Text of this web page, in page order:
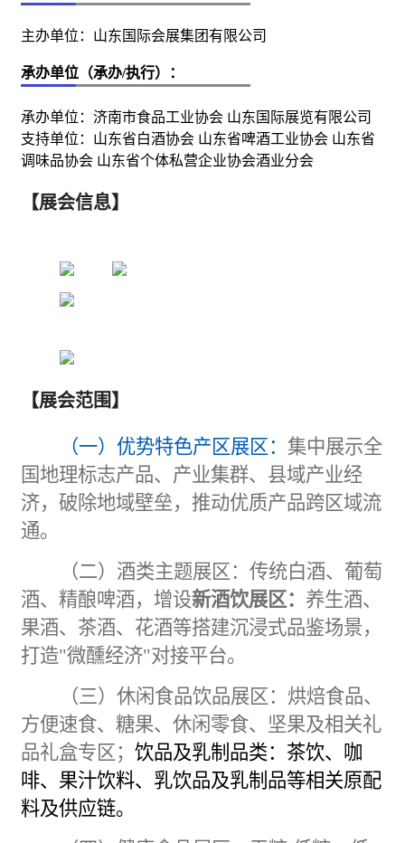
主办单位：山东国际会展集团有限公司
承办单位（承办/执行）：
承办单位：济南市食品工业协会 山东国际展览有限公司
支持单位：山东省白酒协会 山东省啤酒工业协会 山东省
调味品协会 山东省个体私营企业协会酒业分会
【展会信息】
【展会范围】
（一）优势特色产区展区： 集中展示全
国地理标志产品、产业集群、县域产业经
济，破除地域壁垒，推动优质产品跨区域流
通。
（二）酒类主题展区： 传统白酒、葡萄
酒、精酿啤酒，增设新酒饮展区： 养生酒、
果酒、茶酒、花酒等搭建沉浸式品鉴场景，
打造"微醺经济"对接平台。
（三） 休闲 食品饮品展区： 烘焙食品、
方便速食、糖果、休闲零食、坚果及相关礼
品礼盒专区； 饮品及乳制品类：茶饮、咖
啡、果汁饮料、乳饮品及乳制品等相关原配
料及供应链。